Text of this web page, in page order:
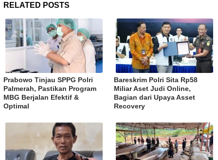
RELATED POSTS
Prabowo Tinjau SPPG Polri
Palmerah, Pastikan Program
MBG Berjalan Efektif &
Optimal
Bareskrim Polri Sita Rp58
Miliar Aset Judi Online,
Bagian dari Upaya Asset
Recovery